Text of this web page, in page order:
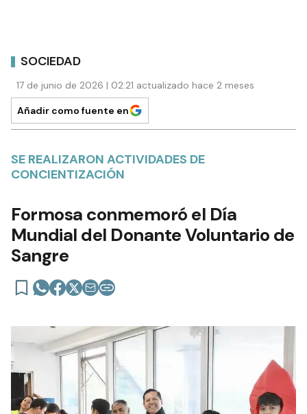
SOCIEDAD
17 de junio de 2026 | 02:21 actualizado hace 2 meses
Añadir como fuente en
SE REALIZARON ACTIVIDADES DE
CONCIENTIZACIÓN
Formosa conmemoró el Día
Mundial del Donante Voluntario de
Sangre